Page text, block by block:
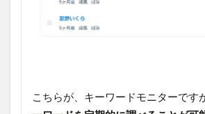
こちらが、キーワードモニターです